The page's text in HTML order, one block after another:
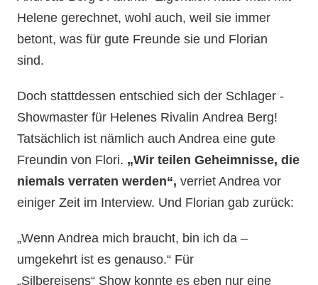
Helene gerechnet, wohl auch, weil sie immer
betont, was für gute Freunde sie und Florian
sind.
Doch stattdessen entschied sich der Schlager -
Showmaster für Helenes Rivalin Andrea Berg!
Tatsächlich ist nämlich auch Andrea eine gute
Freundin von Flori. „Wir teilen Geheimnisse, die
niemals verraten werden“,verriet Andrea vor
einiger Zeit im Interview. Und Florian gab zurück:
„Wenn Andrea mich braucht, bin ich da –
umgekehrt ist es genauso.“ Für
„Silbereisens“ Show konnte es eben nur eine